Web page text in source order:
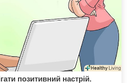
позитивний настрій.